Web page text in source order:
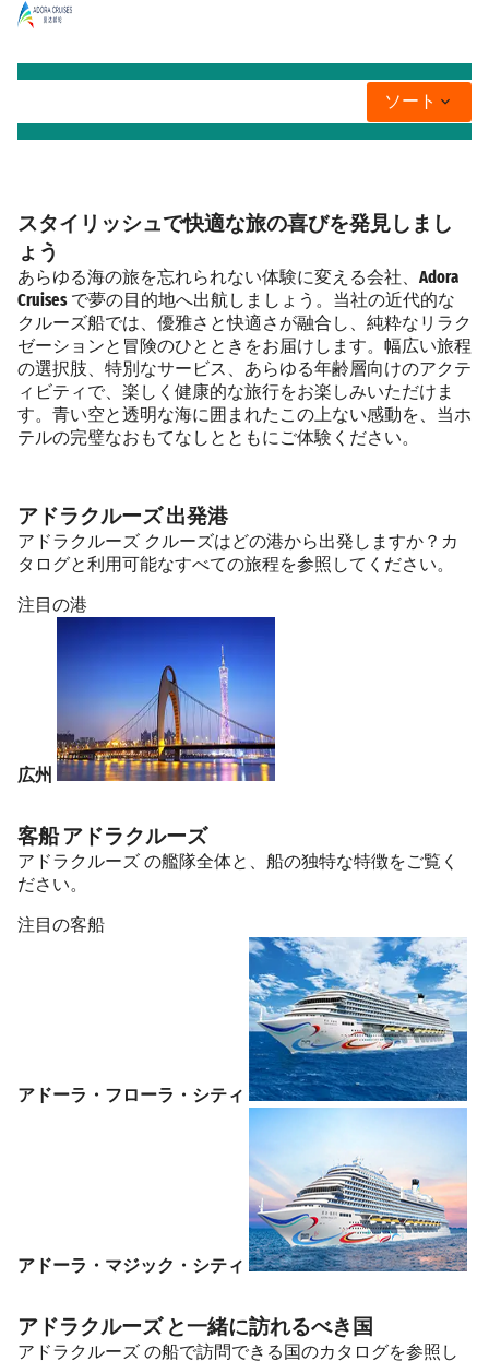
ソート
スタイリッシュで快適な旅の喜びを発見しまし
ょう
あらゆる海の旅を忘れられない体験に変える会社、 Adora
Cruisesで夢の目的地へ出航しましょう。当社の近代的な
クルーズ船では、優雅さと快適さが融合し、純粋なリラク
ゼーションと冒険のひとときをお届けします。幅広い旅程
の選択肢、特別なサービス、あらゆる年齢層向けのアクテ
ィビティで、楽しく健康的な旅行をお楽しみいただけま
す。青い空と透明な海に囲まれたこの上ない感動を、当ホ
テルの完璧なおもてなしとともにご体験ください。
アドラクルーズ 出発港
アドラクルーズ クルーズはどの港から出発しますか？カ
タログと利用可能なすべての旅程を参照してください。
注目の港
広州
客船 アドラクルーズ
アドラクルーズ の艦隊全体と、船の独特な特徴をご覧く
ださい。
注目の客船
アドーラ・フローラ・シティ
アドーラ・マジック・シティ
アドラクルーズ と一緒に訪れるべき国
アドラクルーズ の船で訪問できる国のカタログを参照し